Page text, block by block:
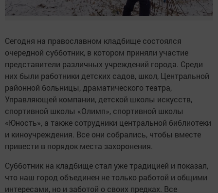
Сегодня на православном кладбище состоялся
очередной субботник, в котором приняли участие
представители различных учреждений города. Среди
них были работники детских садов, школ, Центральной
районной больницы, драматического театра,
Управляющей компании, детской школы искусств,
спортивной школы «Олимп», спортивной школы
«Юность», а также сотрудники центральной библиотеки
и киноучреждения. Все они собрались, чтобы вместе
привести в порядок места захоронения.
Субботник на кладбище стал уже традицией и показал,
что наш город объединен не только работой и общими
интересами, но и заботой о своих предках. Все